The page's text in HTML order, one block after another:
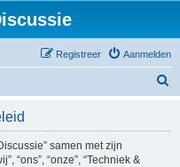
Aanmelden
Registreer
samen met zijn
“ons”, “onze”, “Techniek &